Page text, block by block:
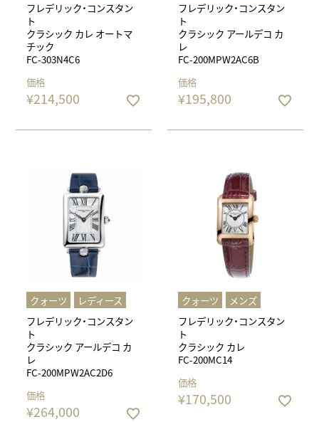
フレデリック・コンスタン
ト
クラシック カレ オートマ
チック
FC-303N4C6
価格
¥214,500
フレデリック・コンスタン
ト
クラシック アールデコ カ
レ
FC-200MPW2AC6B
価格
¥195,800
クォーツ
レディース
フレデリック・コンスタン
ト
クラシック アールデコ カ
レ
FC-200MPW2AC2D6
価格
¥264,000
クォーツ
メンズ
フレデリック・コンスタン
ト
クラシック カレ
FC-200MC14
価格
¥170,500